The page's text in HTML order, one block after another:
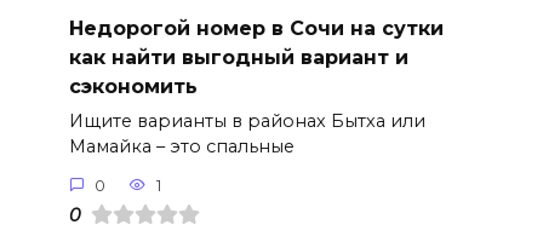
Недорогой номер в Сочи на сутки
как найти выгодный вариант и
сэкономить
Ищите варианты в районах Бытха или
Мамайка – это спальные
0 1
0